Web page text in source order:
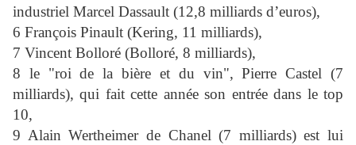
industriel Marcel Dassault (12,8 milliards d’euros),
6 François Pinault (Kering, 11 milliards),
7 Vincent Bolloré (Bolloré, 8 milliards),
8 le "roi de la bière et du vin", Pierre Castel (7
milliards), qui fait cette année son entrée dans le top
10,
9 Alain Wertheimer de Chanel (7 milliards) est lui